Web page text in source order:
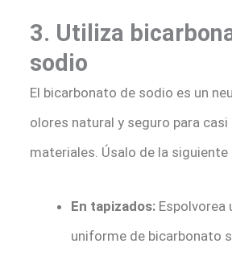
3. Utiliza
sodio
El bicarbonato de sodio es un
olores natural y seguro para
materiales. Úsalo de la siguiente
En tapizados:Espolvorea
uniforme de bicarbonato